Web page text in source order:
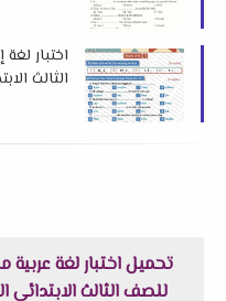
اختبار
تحميل اختبار لغة